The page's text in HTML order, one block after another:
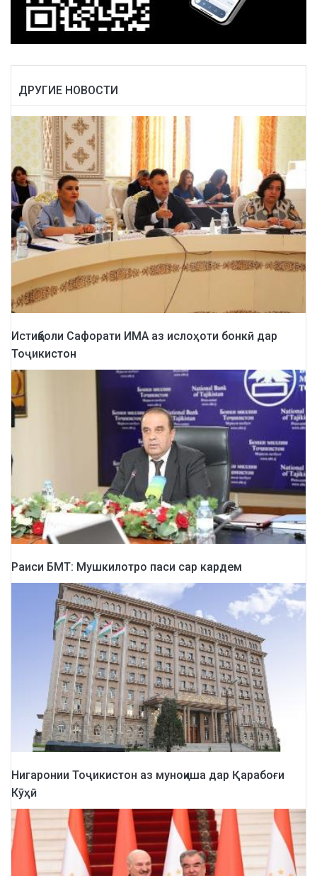
ДРУГИЕ НОВОСТИ
Истиқболи Сафорати ИМА аз ислоҳоти бонкӣ дар
Тоҷикистон
Раиси БМТ: Мушкилотро паси сар кардем
Нигаронии Тоҷикистон аз муноқиша дар Қарабоғи
Кӯҳӣ